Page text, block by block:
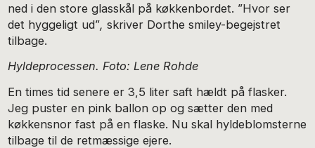
ned i den store glasskål på køkkenbordet. ”Hvor ser
det hyggeligt ud”,skriver Dorthe smiley-begejstret
tilbage.
Hyldeprocessen. Foto: Lene Rohde
En times tid senere er 3,5 liter saft hældt på flasker.
Jeg puster en pink ballon op og sætter den med
køkkensnor fast på en flaske. Nu skal hyldeblomsterne
tilbage til de retmæssige ejere.